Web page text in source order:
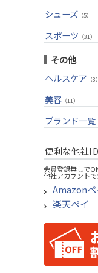
グリップ（
パター(女
チッパー(
USモデル
ユーティ
アイアン
アイアン単
ウェッジ
パター
ゴルフバッ
ゴルフシ
ウェア
その他
メンズ（10）
スーツケー
シューズ （5）
アクセサリ
スポーツ （31）
トレーニン
アウトドア
その他
ヘルスケア （3）
サポーター
美容 （11）
UVケア（11）
ブランド一覧
便利な他社
会員登録無しで
他社アカウントで
Amazonペ
楽天ペイ